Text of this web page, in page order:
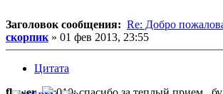
Заголовок сообщения: Re: Добро
скорпик » 01 фев 2013, 23:55
Цитата